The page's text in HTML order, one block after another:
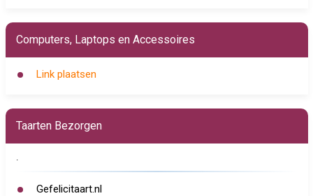
Computers, Laptops en Accessoires
Link plaatsen
Taarten Bezorgen
.
Gefelicitaart.nl